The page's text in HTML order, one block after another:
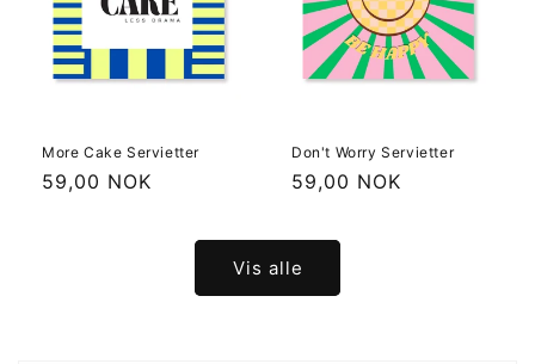
More Cake Servietter
Vanlig
59,00 NOK
Don't Worry Servietter
Vanlig
59,00 NOK
Vis alle